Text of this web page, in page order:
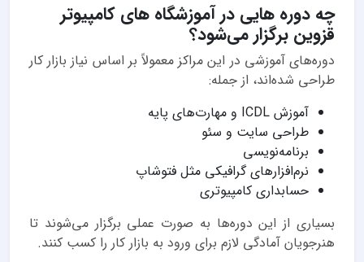
چه دوره هایی در آموزشگاه های کامپیوتر
قزوین برگزار می‌شود؟
دوره‌های آموزشی در این مراکز معمولاً بر اساس نیاز بازار کار
طراحی شده‌اند، از جمله:
آموزش ICDL و مهارت‌های پایه
طراحی سایت و سئو
برنامه‌نویسی
نرم‌افزارهای گرافیکی مثل فتوشاپ
حسابداری کامپیوتری
بسیاری از این دوره‌ها به صورت عملی برگزار می‌شوند تا
هنرجویان آمادگی لازم برای ورود به بازار کار را کسب کنند.